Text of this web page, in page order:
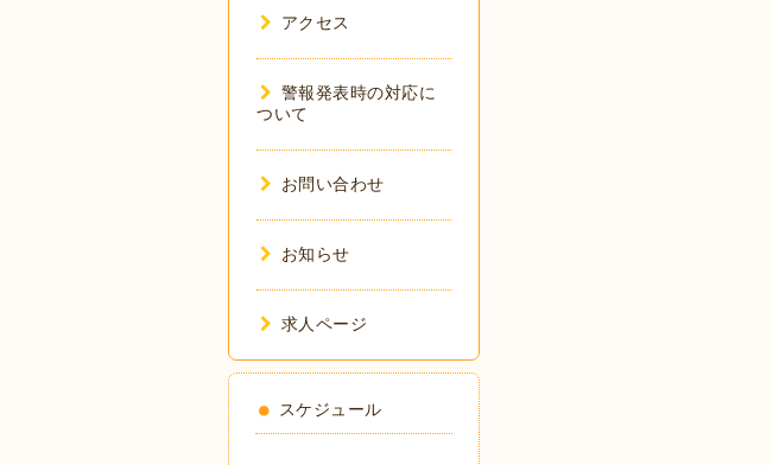
アクセス
警報発表時の対応に
ついて
お問い合わせ
お知らせ
求人ページ
スケジュール